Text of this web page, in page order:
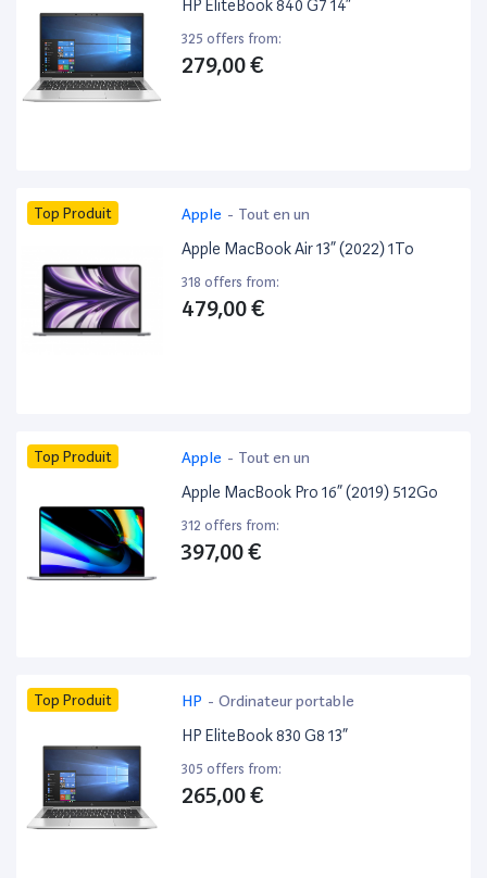
HP EliteBook 840 G7 14”
325 offers from:
279,00 €
Top Produit Apple - Tout en un
Apple MacBook Air 13” (2022) 1To
318 offers from:
479,00 €
Top Produit Apple - Tout en un
Apple MacBook Pro 16” (2019) 512Go
312 offers from:
397,00 €
Top Produit HP - Ordinateur portable
HP EliteBook 830 G8 13”
305 offers from:
265,00 €